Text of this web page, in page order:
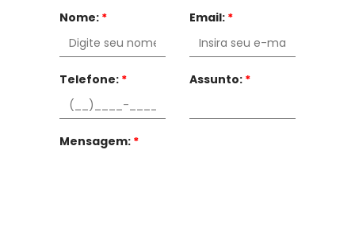
Nome: * Email: *
Telefone: * Assunto: *
Mensagem: *